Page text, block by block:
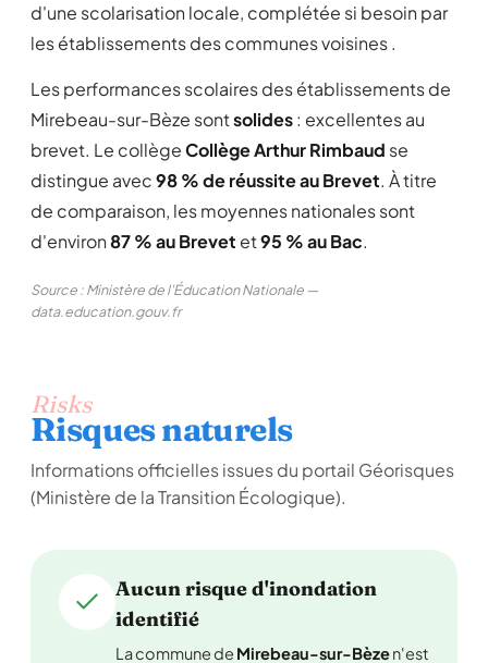
d'une scolarisation locale, complétée si besoin par
les établissements des communes voisines .
Les performances scolaires des établissements de
Mirebeau-sur-Bèze sontsolides: excellentes au
brevet. Le collègeCollège Arthur Rimbaud se
distingue avec98 % de réussite au Brevet. À titre
de comparaison, les moyennes nationales sont
d'environ87 % au Brevet et95 % au Bac.
Source : Ministère de l'Éducation Nationale —
data.education.gouv.fr
Risks
Risques naturels
Informations officielles issues du portail Géorisques
(Ministère de la Transition Écologique).
Aucun risque d'inondation
identifié
La commune de Mirebeau-sur-Bèzen'est